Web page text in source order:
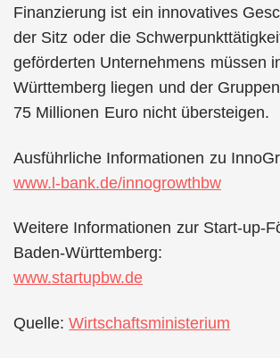
Finanzierung ist ein innovatives
der Sitz oder die
geförderten Unternehmens müssen
Württemberg liegen und der
75 Millionen Euro nicht übersteigen.
Ausführliche Informationen zu
www.l-bank.de/innogrowthbw
Weitere Informationen zur Start-up-
Baden-Württemberg:
www.startupbw.de
Quelle:Wirtschaftsministerium